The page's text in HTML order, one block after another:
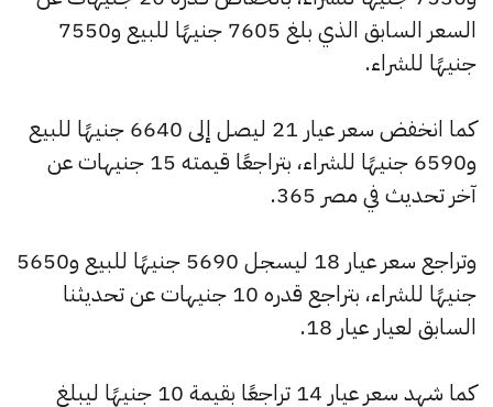
السعر السابق الذي بلغ 7605 جنيهًا للبيع و7550
جنيهًا للشراء.
كما انخفض سعر عيار 21 ليصل إلى 6640 جنيهًا للبيع
و6590 جنيهًا للشراء، بتراجعًا قيمته 15 جنيهات عن
آخر تحديث في مصر 365.
وتراجع سعر عيار 18 ليسجل 5690 جنيهًا للبيع و5650
جنيهًا للشراء، بتراجع قدره 10 جنيهات عن تحديثنا
السابق لعيار عيار 18.
كما شهد سعر عيار 14 تراجعًا بقيمة 10 جنيهًا ليبلغ